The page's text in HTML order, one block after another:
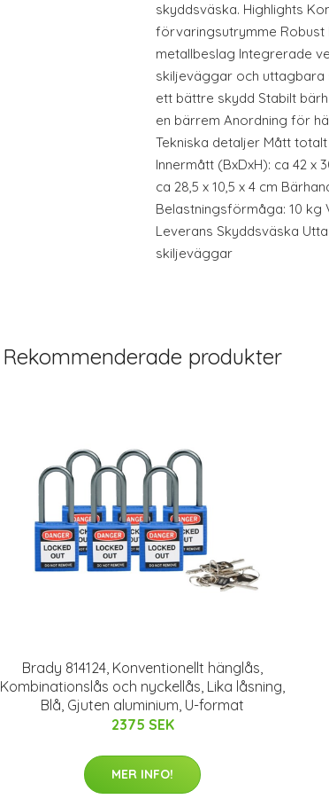
skyddsväska. Highlights
förvaringsutrymme Robust
metallbeslag Integrerade
skiljeväggar och
ett bättre skydd Stabilt
en bärrem Anordning för
Tekniska detaljer Mått totalt
Innermått (BxDxH): ca 42 x
ca 28,5 x 10,5 x 4 cm
Belastningsförmåga: 10 kg
Leverans Skyddsväska
skiljeväggar
Rekommenderade produkter
Brady 814124, Konventionellt hänglås,
Kombinationslås och nyckellås, Lika låsning,
Blå, Gjuten aluminium, U-format
2375 SEK
MER INFO!